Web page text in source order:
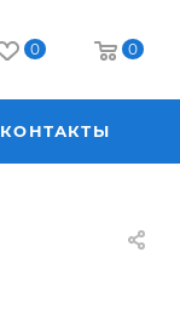
0 0
КОНТАКТЫ